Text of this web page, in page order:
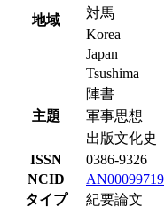
地域
対馬
Korea
Japan
Tsushima
主題
陣書
軍事思想
出版文化史
ISSN
0386-9326
NCID
AN00099719
タイプ
紀要論文